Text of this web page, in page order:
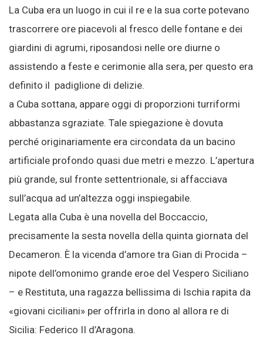
La Cuba era un luogo in cui il re e la sua corte potevano
trascorrere ore piacevoli al fresco delle fontane e dei
giardini di agrumi, riposandosi nelle ore diurne o
assistendo a feste e cerimonie alla sera, per questo era
definito il padiglione di delizie.
a Cuba sottana, appare oggi di proporzioni turriformi
abbastanza sgraziate. Tale spiegazione è dovuta
perché originariamente era circondata da un bacino
artificiale profondo quasi due metri e mezzo. L’apertura
più grande, sul fronte settentrionale, si affacciava
sull’acqua ad un’altezza oggi inspiegabile.
Legata alla Cuba è una novella del Boccaccio,
precisamente la sesta novella della quinta giornata del
Decameron. È la vicenda d’amore tra Gian di Procida –
nipote dell’omonimo grande eroe del Vespero Siciliano
– e Restituta, una ragazza bellissima di Ischia rapita da
«giovani ciciliani» per offrirla in dono al allora re di
Sicilia: Federico II d’Aragona.